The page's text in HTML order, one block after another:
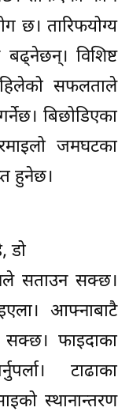
छ। तारिफयोग्य
विशिष्ट
सफलताले
बिछोडिएका
जमघटका
हुनेछ।
डो
सताउन सक्छ।
आफ्नाबाटै
सक्छ। फाइदाका
टाढाका
स्थानान्तरण